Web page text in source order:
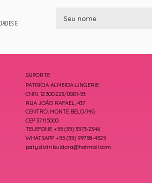
E
SUPORTE
PATRÍCIA ALMEIDA LINGERIE
CNPJ 12.300.223/0001-53
RUA JOÃO RAFAEL, 437
CENTRO, MONTE BELO/MG
CEP 37115000
TELEFONE +55 (35) 3573-2346
WHATSAPP +55 (35) 99758-4525
paty.distribuidora@hotmail.com